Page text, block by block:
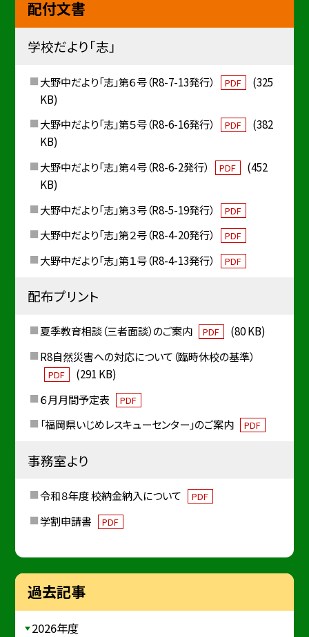
配付文書
学校だより「志」
大野中だより「志」第６号（R8-7-13発行） PDF
(325
KB)
大野中だより「志」第５号（R8-6-16発行）
PDF
(382
KB)
大野中だより「志」第４号（R8-6-2発行）
PDF
(452
KB)
大野中だより「志」第３号（R8-5-19発行）
PDF
大野中だより「志」第２号（R8-4-20発行） PDF
大野中だより「志」第１号（R8-4-13発行） PDF
配布プリント
夏季教育相談（三者面談）のご案内 PDF
(80 KB)
R8自然災害への対応について（臨時休校の基準）
PDF
(291 KB)
６月月間予定表
PDF
「福岡県いじめレスキューセンター」のご案内 PDF
事務室より
令和８年度 校納金納入について PDF
学割申請書 PDF
過去記事
2026年度